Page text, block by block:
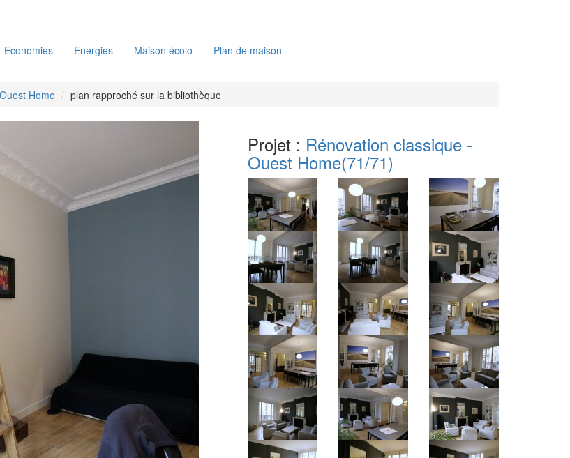
Economies Energies Maison écolo Plan de maison
Home plan rapproché sur la bibliothèque
Projet : Rénovation classique -
Ouest Home(71/71)